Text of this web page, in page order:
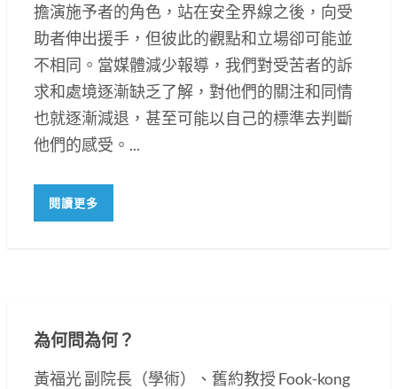
擔演施予者的角色，站在安全界線之後，向受
助者伸出援手，但彼此的觀點和立場卻可能並
不相同。當媒體減少報導，我們對受苦者的訴
求和處境逐漸缺乏了解，對他們的關注和同情
也就逐漸減退，甚至可能以自己的標準去判斷
他們的感受。...
閱讀更多
為何問為何？
黃福光 副院長（學術）、舊約教授 Fook-kong